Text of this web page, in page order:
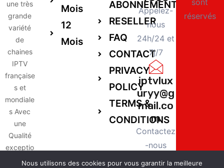
une très
grande
variété
de
chaines
IPTV
française
s et
mondiale
s Avec
une
Qualité
exceptio
nnelle,
Mois
12
Mois
ABONNEMENTS
RESELLER
FAQ
CONTACT
PRIVACY
POLICY
TERMS &
CONDITIONS
Appelez-
nous
24h/24 et
7j/7
iptvlux
uryy@g
mail.co
m
Contactez
-nous
24h/24 et
sont
réservés
Nous utilisons des cookies pour vous garantir la meilleure